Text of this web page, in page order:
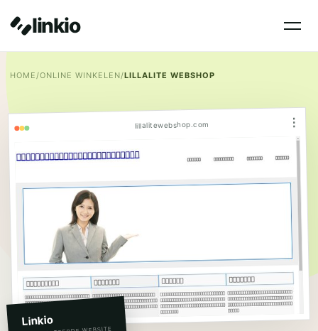
linkio
HOME/ONLINE WINKELEN/LILLALITE WEBSHOP
lillalitewebshop.com ⋮
Linkio